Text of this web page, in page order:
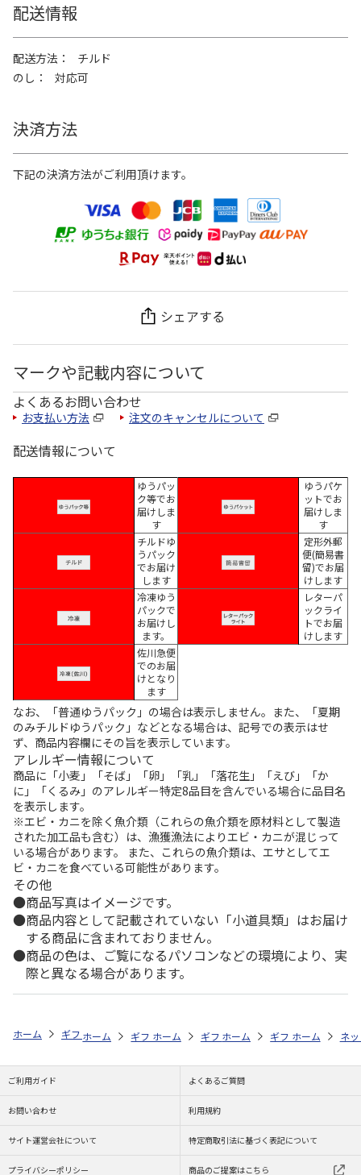
配送情報
配送方法
チルド
のし
対応可
決済方法
下記の決済方法がご利用頂けます。
シェアする
マークや記載内容について
よくあるお問い合わせ
お支払い方法 注文のキャンセルについて
配送情報について
ゆうパッ
ク等でお
届けしま
す
ゆうパケ
ットでお
届けしま
す
チルドゆ
うパック
でお届け
します
定形外郵
便(簡易書
留)でお届
けします
冷凍ゆう
パックで
お届けし
ます。
レターパ
ックライ
トでお届
けします
佐川急便
でのお届
けとなり
ます
なお、「普通ゆうパック」の場合は表示しません。また、「夏期
のみチルドゆうパック」などとなる場合は、記号での表示はせ
ず、商品内容欄にその旨を表示しています。
アレルギー情報について
商品に「小麦」「そば」「卵」「乳」「落花生」「えび」「か
に」「くるみ」のアレルギー特定8品目を含んでいる場合に品目名
を表示します。
※エビ・カニを除く魚介類（これらの魚介類を原材料として製造
された加工品も含む）は、漁獲漁法によりエビ・カニが混じって
いる場合があります。 また、これらの魚介類は、エサとしてエ
ビ・カニを食べている可能性があります。
その他
商品写真はイメージです。
商品内容として記載されていない「小道具類」はお届け
する商品に含まれておりません。
商品の色は、ご覧になるパソコンなどの環境により、実
際と異なる場合があります。
ホーム ギフトストア お中元・夏ギフト特集 2026 お菓子・スイーツ
ホーム ギフトストア お中元・夏ギフト特集 2026
ホーム ギフトストア お中元・夏ギフト
ホーム ギフトストア お
ホーム ネ
ご利用ガイド よくあるご質問
お問い合わせ 利用規約
サイト運営会社について 特定商取引法に基づく表記について
プライバシーポリシー 商品のご提案はこちら